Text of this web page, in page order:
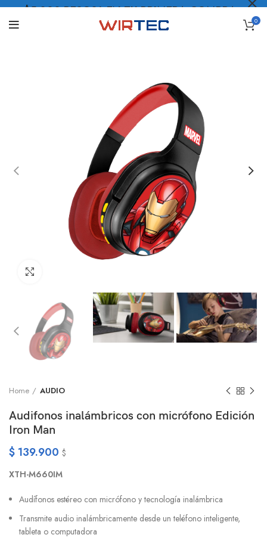
0
Home AUDIO
Audifonos inalámbricos con micrófono Edición
Iron Man
$ 139.900 $
XTH-M660IM
Audífonos estéreo con micrófono y tecnología inalámbrica
Transmite audio inalámbricamente desde un teléfono inteligente,
tableta o computadora
$5.000 PESOS* EN TU PRIMERA COMPRA